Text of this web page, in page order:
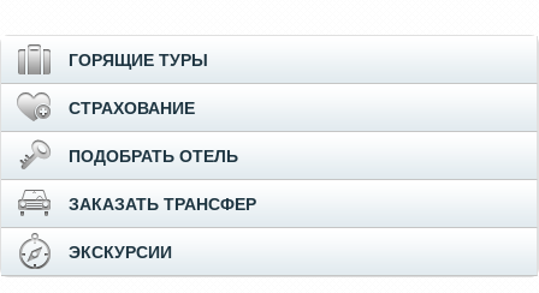
ГОРЯЩИЕ ТУРЫ
СТРАХОВАНИЕ
ПОДОБРАТЬ ОТЕЛЬ
ЗАКАЗАТЬ ТРАНСФЕР
ЭКСКУРСИИ